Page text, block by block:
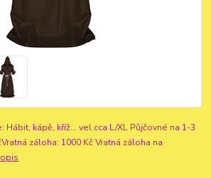
Hábit, kápě, kříž... vel.cca L/XL Půjčovné na 1-3
záloha: 1000 Kč Vratná záloha na